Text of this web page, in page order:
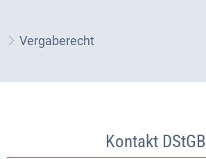
Vergaberecht
Kontakt DStGB